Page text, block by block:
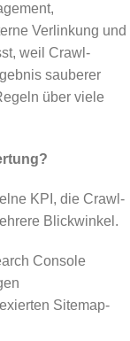
Verlinkung und
weil Crawl-
sauberer
über viele
KPI, die Crawl-
Blickwinkel.
Console
Sitemap-